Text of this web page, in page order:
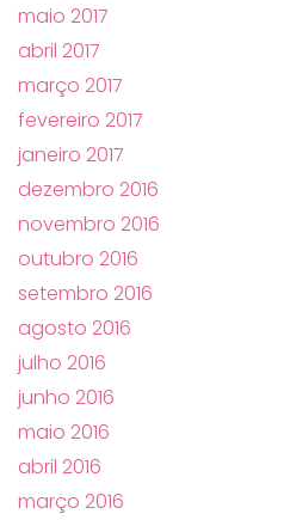
maio 2017
abril 2017
março 2017
fevereiro 2017
janeiro 2017
dezembro 2016
novembro 2016
outubro 2016
setembro 2016
agosto 2016
julho 2016
junho 2016
maio 2016
abril 2016
março 2016